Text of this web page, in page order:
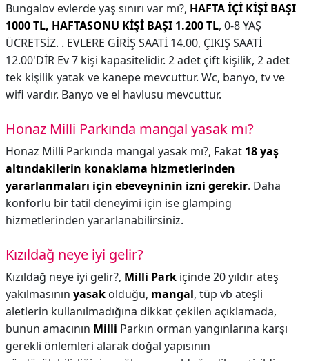
Bungalov evlerde yaş sınırı var mı?, HAFTA İÇİ KİŞİ BAŞI
1000 TL, HAFTASONU KİŞİ BAŞI 1.200 TL, 0-8 YAŞ
ÜCRETSİZ. . EVLERE GİRİŞ SAATİ 14.00, ÇIKIŞ SAATİ
12.00'DİR Ev 7 kişi kapasitelidir. 2 adet çift kişilik, 2 adet
tek kişilik yatak ve kanepe mevcuttur. Wc, banyo, tv ve
wifi vardır. Banyo ve el havlusu mevcuttur.
Honaz Milli Parkında mangal yasak mı?
Honaz Milli Parkında mangal yasak mı?, Fakat 18 yaş
altındakilerin konaklama hizmetlerinden
yararlanmaları için ebeveyninin izni gerekir. Daha
konforlu bir tatil deneyimi için ise glamping
hizmetlerinden yararlanabilirsiniz.
Kızıldağ neye iyi gelir?
Kızıldağ neye iyi gelir?, Milli Park içinde 20 yıldır ateş
yakılmasının yasak olduğu, mangal, tüp vb ateşli
aletlerin kullanılmadığına dikkat çekilen açıklamada,
bunun amacının Milli Parkın orman yangınlarına karşı
gerekli önlemleri alarak doğal yapısının